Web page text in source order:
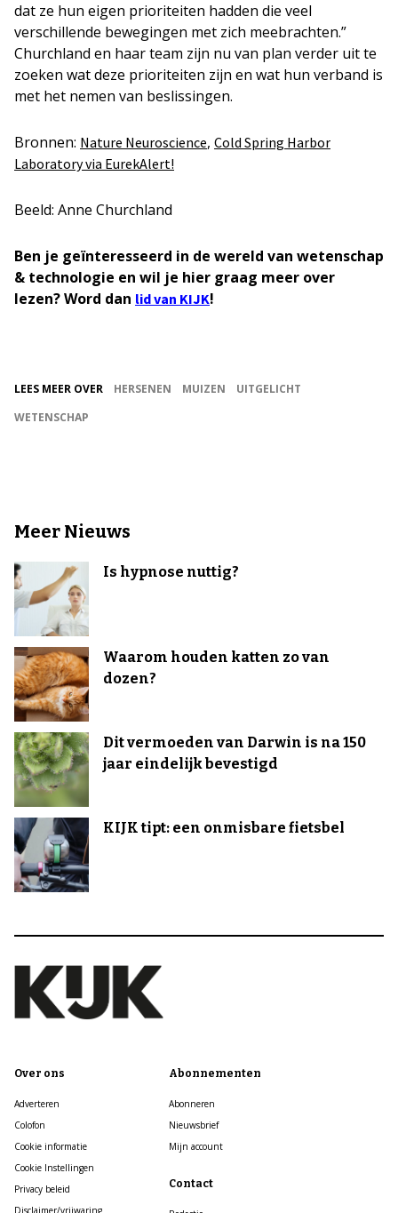
dat ze hun eigen prioriteiten hadden die veel
verschillende bewegingen met zich meebrachten.”
Churchland en haar team zijn nu van plan verder uit te
zoeken wat deze prioriteiten zijn en wat hun verband is
met het nemen van beslissingen.
Bronnen: Nature Neuroscience, Cold Spring Harbor
Laboratory via EurekAlert!
Beeld: Anne Churchland
Ben je geïnteresseerd in de wereld van wetenschap
& technologie en wil je hier graag meer over
lezen? Word dan lid van KIJK!
LEES MEER OVER HERSENEN MUIZEN
UITGELICHT
WETENSCHAP
Meer Nieuws
Is hypnose nuttig?
Waarom houden katten zo van
dozen?
Dit vermoeden van Darwin is na 150
jaar eindelijk bevestigd
KIJK tipt: een onmisbare fietsbel
Over ons
Adverteren
Colofon
Cookie informatie
Cookie Instellingen
Privacy beleid
Disclaimer/vrijwaring
Abonnementen
Abonneren
Nieuwsbrief
Mijn account
Contact